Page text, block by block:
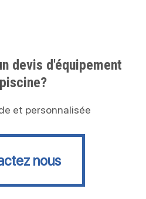
devis d'équipement
et personnalisée
nous